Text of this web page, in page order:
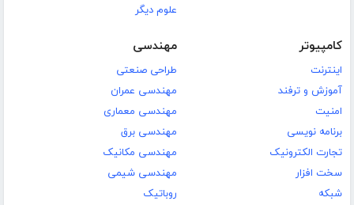
علوم دیگر
کامپیوتر
اینترنت
آموزش و ترفند
امنیت
برنامه نویسی
تجارت الکترونیک
سخت افزار
شبکه
مهندسی
طراحی صنعتی
مهندسی عمران
مهندسی معماری
مهندسی برق
مهندسی مکانیک
مهندسی شیمی
روباتیک